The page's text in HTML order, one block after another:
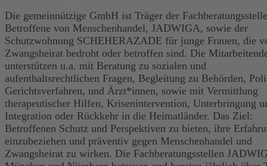
Die gemeinnützige GmbH ist Träger der
Betroffene von Menschenhandel, JADWIGA, sowie der
Schutzwohnung SCHEHERAZADE für junge Frauen, die
Zwangsheirat bedroht oder betroffen sind. Die
unterstützen u.a. mit Beratung zu sozialen und
aufenthaltsrechtlichen Fragen, Begleitung zu Behörden,
Gerichtsverfahren, und Ärzt*innen, sowie mit Vermittlung
therapeutischer Hilfen, Krisenintervention, Unterbringung
Integration oder Rückkehr in die Heimatländer. Das Ziel:
Betroffenen Schutz und Perspektiven zu bieten, ihre
einzubeziehen und präventiv gegen Menschenhandel und
Zwangsheirat zu wirken. Die Fachberatungsstellen